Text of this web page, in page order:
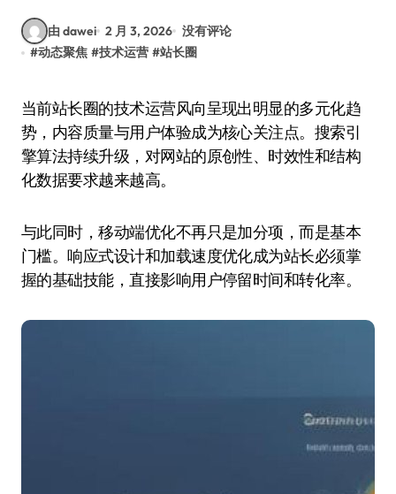
由 dawei 2 月 3, 2026 没有评论
#动态聚焦 #技术运营 #站长圈
当前站长圈的技术运营风向呈现出明显的多元化趋
势，内容质量与用户体验成为核心关注点。搜索引
擎算法持续升级，对网站的原创性、时效性和结构
化数据要求越来越高。
与此同时，移动端优化不再只是加分项，而是基本
门槛。响应式设计和加载速度优化成为站长必须掌
握的基础技能，直接影响用户停留时间和转化率。